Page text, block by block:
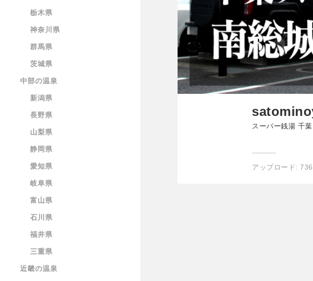
栃木県
神奈川県
群馬県
茨城県
中部の温泉
新潟県
長野県
山梨県
静岡県
愛知県
岐阜県
富山県
石川県
福井県
三重県
近畿の温泉
スーパー銭湯 千
アップロード: